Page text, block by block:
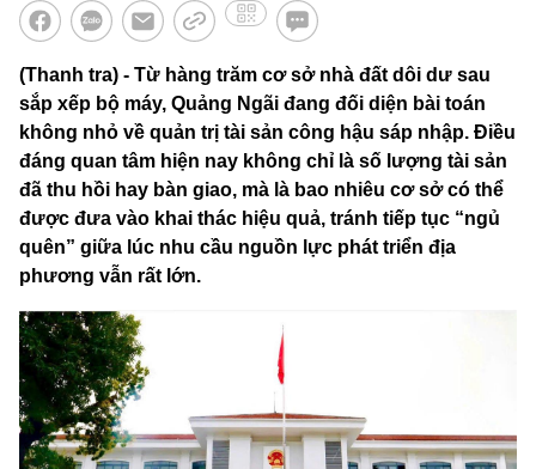
(Thanh tra) - Từ hàng trăm cơ sở nhà đất dôi dư sau
sắp xếp bộ máy, Quảng Ngãi đang đối diện bài toán
không nhỏ về quản trị tài sản công hậu sáp nhập. Điều
đáng quan tâm hiện nay không chỉ là số lượng tài sản
đã thu hồi hay bàn giao, mà là bao nhiêu cơ sở có thể
được đưa vào khai thác hiệu quả, tránh tiếp tục “ngủ
quên” giữa lúc nhu cầu nguồn lực phát triển địa
phương vẫn rất lớn.